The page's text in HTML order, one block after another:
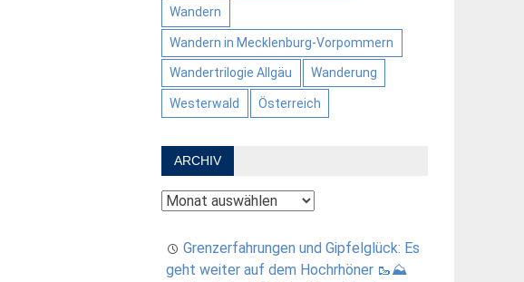
Wandern
Wandern in Mecklenburg-Vorpommern
Wandertrilogie Allgäu Wanderung
Westerwald Österreich
ARCHIV
Archiv
Grenzerfahrungen und Gipfelglück: Es
geht weiter auf dem Hochrhöner 🥾⛰️